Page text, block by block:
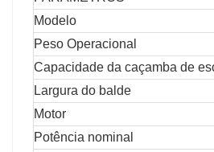
Modelo
Peso Operacional
Capacidade da caçamba de
Largura do balde
Motor
Potência nominal